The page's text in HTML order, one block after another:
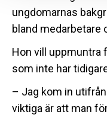
ungdomarnas
bland medarbetare
Hon vill uppmuntra
som inte har
– Jag kom in
viktiga är att man